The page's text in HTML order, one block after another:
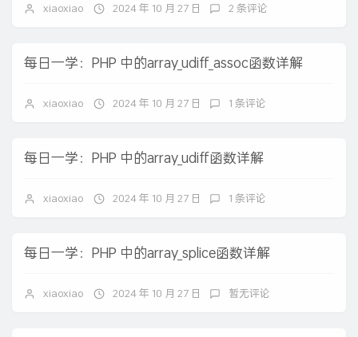
xiaoxiao 2024 年 10 月 27 日 2 条评论
每日一学：PHP 中的array_udiff_assoc函数详解
xiaoxiao 2024 年 10 月 27 日 1 条评论
每日一学：PHP 中的array_udiff函数详解
xiaoxiao 2024 年 10 月 27 日 1 条评论
每日一学：PHP 中的array_splice函数详解
xiaoxiao 2024 年 10 月 27 日 暂无评论